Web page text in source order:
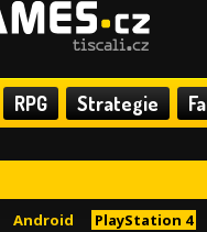
RPG Strategie
Android PlayStation 4